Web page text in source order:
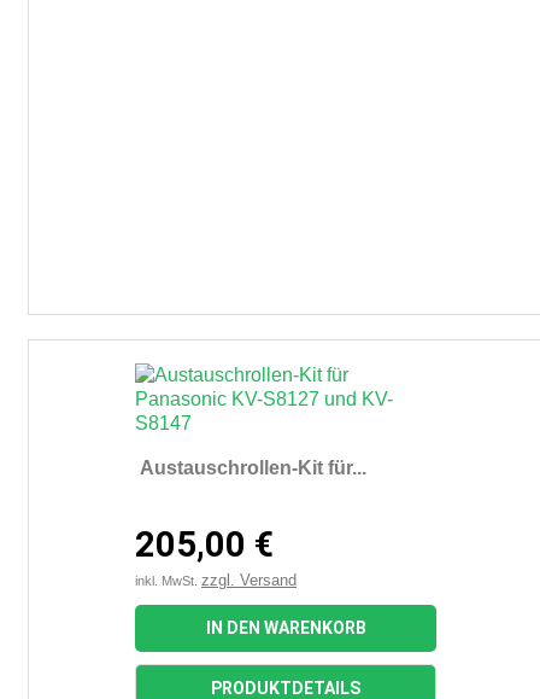
Austauschrollen-Kit für...
205,00 €
inkl. MwSt. zzgl. Versand
IN DEN WARENKORB
PRODUKTDETAILS